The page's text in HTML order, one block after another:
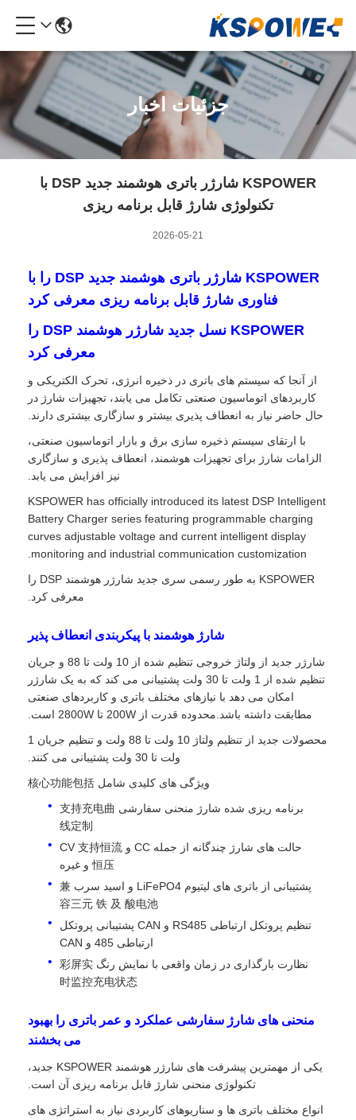
جزئیات اخبار
KSPOWER شارژر باتری هوشمند جدید DSP با
تکنولوژی شارژ قابل برنامه ریزی
2026-05-21
KSPOWER شارژر باتری هوشمند جدید DSP را با
فناوری شارژ قابل برنامه ریزی معرفی کرد
KSPOWER نسل جدید شارژر هوشمند DSP را
معرفی کرد
از آنجا که سیستم های باتری در ذخیره انرژی، تحرک الکتریکی و
کاربردهای اتوماسیون صنعتی تکامل می یابند، تجهیزات شارژ در
حال حاضر نیاز به انعطاف پذیری بیشتر و سازگاری بیشتری دارند.
با ارتقای سیستم ذخیره سازی برق و بازار اتوماسیون صنعتی،
الزامات شارژ برای تجهیزات هوشمند، انعطاف پذیری و سازگاری
نیز افزایش می یابد.
KSPOWER has officially introduced its latest DSP Intelligent
Battery Charger series featuring programmable charging
curves adjustable voltage and current intelligent display
monitoring and industrial communication customization.
KSPOWER به طور رسمی سری جدید شارژر هوشمند DSP را
معرفی کرد.
شارژ هوشمند با پیکربندی انعطاف پذیر
شارژر جدید از ولتاژ خروجی تنظیم شده از 10 ولت تا 88 و جریان
تنظیم شده از 1 ولت تا 30 ولت پشتیبانی می کند که به یک شارژر
امکان می دهد با نیازهای مختلف باتری و کاربردهای صنعتی
مطابقت داشته باشد.محدوده قدرت از 200W تا 2800W است.
محصولات جدید از تنظیم ولتاژ 10 ولت تا 88 ولت و تنظیم جریان 1
ولت تا 30 ولت پشتیبانی می کنند.
ویژگی های کلیدی شامل 核心功能包括
برنامه ریزی شده شارژ منحنی سفارشی 支持充电曲
线定制
حالت های شارژ چندگانه از جمله CC و CV 支持恒流
恒压 و غیره
پشتیبانی از باتری های لیتیوم LiFePO4 و اسید سرب 兼
容三元 铁 及 酸电池
تنظیم پروتکل ارتباطی RS485 و CAN پشتیبانی پروتکل
ارتباطی 485 و CAN
نظارت بارگذاری در زمان واقعی با نمایش رنگ 彩屏实
时监控充电状态
منحنی های شارژ سفارشی عملکرد و عمر باتری را بهبود
می بخشند
یکی از مهمترین پیشرفت های شارژر هوشمند KSPOWER جدید،
تکنولوژی منحنی شارژ قابل برنامه ریزی آن است.
انواع مختلف باتری ها و سناریوهای کاربردی نیاز به استراتژی های